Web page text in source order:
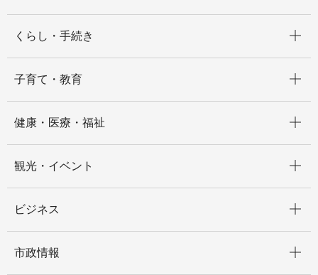
くらし・手続き
子育て・教育
健康・医療・福祉
観光・イベント
ビジネス
市政情報